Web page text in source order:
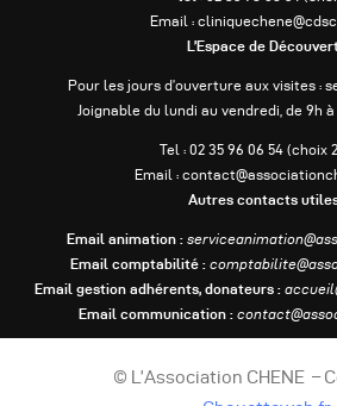
Email :
L’Espace de
Pour les jours d’ouverture aux visites :
Joignable du lundi au vendredi, de 9h à
Tel : 02 35 96 06 54 (choix
Email :
Autres contacts
Email animation :
Email comptabilité :
Email gestion adhérents, donateurs :
Email communication :
© L’Association CHENE –